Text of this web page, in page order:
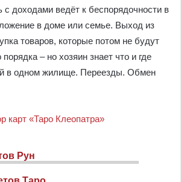
с доходами ведёт к беспорядочности в
в доме или семье. Выход из
товаров, которые потом не будут
– но хозяин знает что и где
в одном жилище. Переезды. Обмен
карт «Таро Клеопатра»